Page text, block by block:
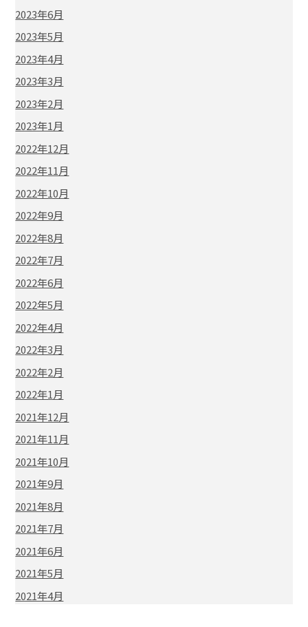
2023年6月
2023年5月
2023年4月
2023年3月
2023年2月
2023年1月
2022年12月
2022年11月
2022年10月
2022年9月
2022年8月
2022年7月
2022年6月
2022年5月
2022年4月
2022年3月
2022年2月
2022年1月
2021年12月
2021年11月
2021年10月
2021年9月
2021年8月
2021年7月
2021年6月
2021年5月
2021年4月